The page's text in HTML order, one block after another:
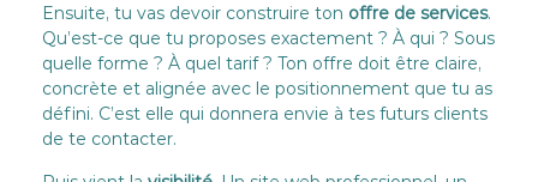
Ensuite, tu vas devoir construire ton offre de services.
Qu’est-ce que tu proposes exactement ? À qui ? Sous
quelle forme ? À quel tarif ? Ton offre doit être claire,
concrète et alignée avec le positionnement que tu as
défini. C’est elle qui donnera envie à tes futurs clients
de te contacter.